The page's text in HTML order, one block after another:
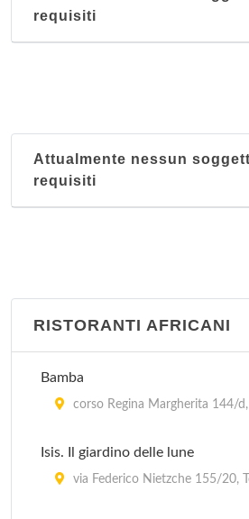
requisiti
Attualmente nessun
requisiti
RISTORANTI AFRICANI
Bamba
corso Regina Margherita 144/
Isis. Il giardino delle lune
via Federico Nietzche 155/20,